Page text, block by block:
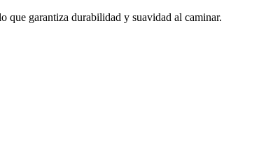
que garantiza durabilidad y suavidad al caminar.